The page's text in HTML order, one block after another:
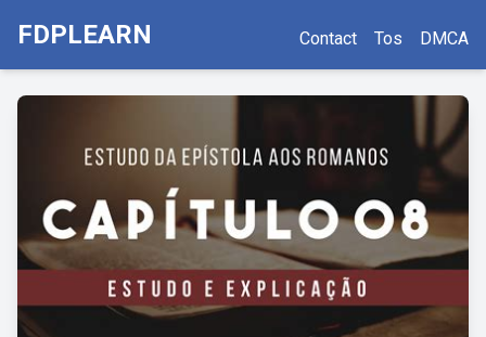
FDPLEARN Contact Tos DMCA